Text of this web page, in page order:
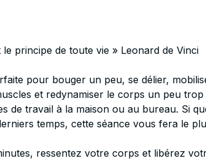
le principe de toute vie » Leonard de Vinci
pour bouger un peu, se délier,
et redynamiser le corps un peu trop
de travail à la maison ou au bureau. Si
temps, cette séance vous fera le
ressentez votre corps et libérez